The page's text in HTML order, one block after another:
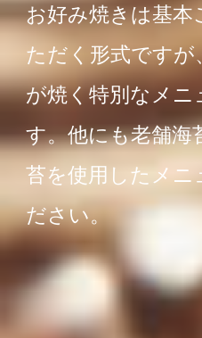
お好み焼きは基本
ただく形式ですが
が焼く特別なメ
す。他にも老舗海
苔を使用したメ
ださい。